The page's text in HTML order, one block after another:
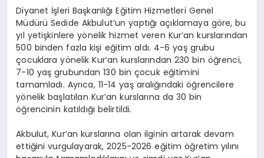
Diyanet İşleri Başkanlığı Eğitim Hizmetleri Genel
Müdürü Sedide Akbulut’un yaptığı açıklamaya göre, bu
yıl yetişkinlere yönelik hizmet veren Kur’an kurslarından
500 binden fazla kişi eğitim aldı. 4-6 yaş grubu
çocuklara yönelik Kur’an kurslarından 230 bin öğrenci,
7-10 yaş grubundan 130 bin çocuk eğitimini
tamamladı. Ayrıca, 11-14 yaş aralığındaki öğrencilere
yönelik başlatılan Kur’an kurslarına da 30 bin
öğrencinin katıldığı belirtildi.
Akbulut, Kur’an kurslarına olan ilginin artarak devam
ettiğini vurgulayarak, 2025-2026 eğitim öğretim yılını